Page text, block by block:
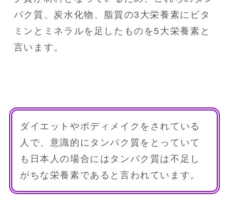
パク質、炭水化物、脂質の3大栄養素にビタ
ミンとミネラルを足したものを5大栄養素と
言います。
ダイエットやボディメイクをされている
人で、意識的にタンパク質をとっていて
も日本人の場合にはタンパク質は不足し
がちな栄養素であると言われています。